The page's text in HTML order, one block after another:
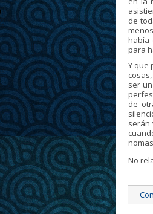
de
había
para
Y que
ser
de
serán
No